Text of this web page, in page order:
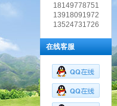
18149778751
13918091972
13524731726
在线客服